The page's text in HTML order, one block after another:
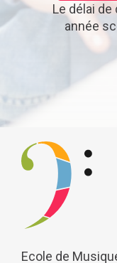
Le délai
année
Ecole de